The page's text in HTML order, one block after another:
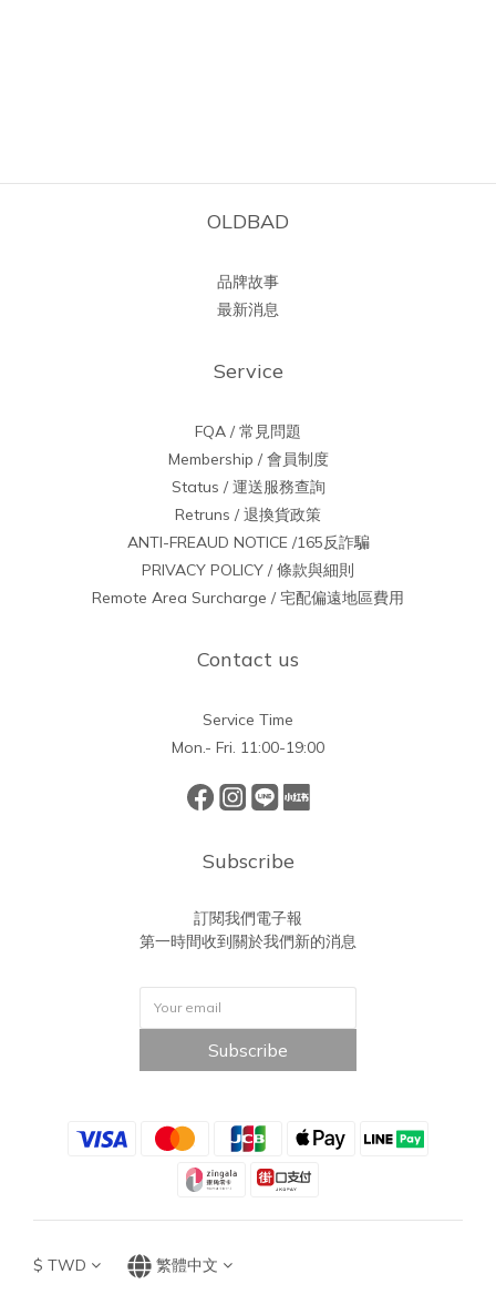
OLDBAD
品牌故事
最新消息
Service
FQA / 常見問題
Membership / 會員制度
Status / 運送服務查詢
Retruns / 退換貨政策
ANTI-FREAUD NOTICE /165反詐騙
PRIVACY POLICY / 條款與細則
Remote Area Surcharge / 宅配偏遠地區費用
Contact us
Service Time
Mon.- Fri. 11:00-19:00
Subscribe
訂閱我們電子報
第一時間收到關於我們新的消息
Subscribe
$ TWD 繁體中文